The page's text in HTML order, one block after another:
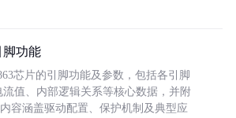
脚功能
芯片的引脚功能及参数，包括各引脚
值、内部逻辑关系等核心数据，并附
容涵盖驱动配置、保护机制及典型应